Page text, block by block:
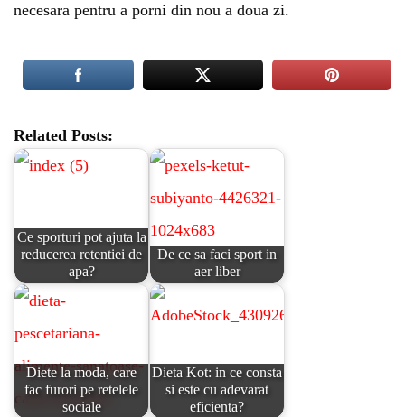
necesara pentru a porni din nou a doua zi.
Related Posts:
Ce sporturi pot ajuta la
reducerea retentiei de
apa?
De ce sa faci sport in
aer liber
Diete la moda, care
fac furori pe retelele
sociale
Dieta Kot: in ce consta
si este cu adevarat
eficienta?